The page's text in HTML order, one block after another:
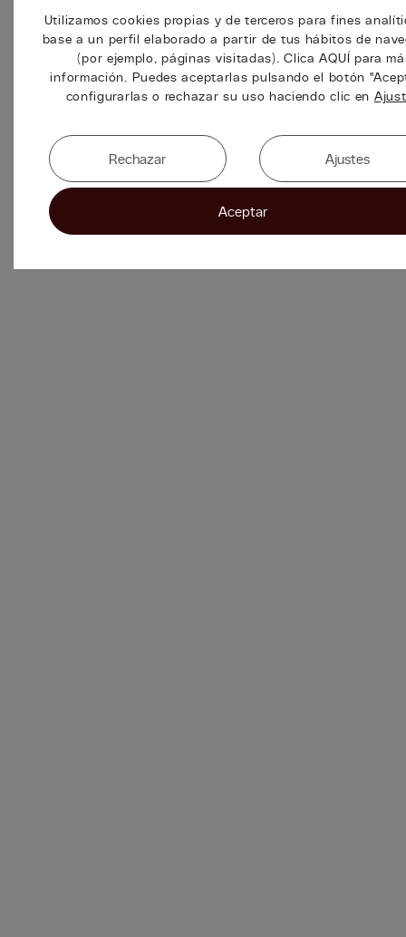
Utilizamos cookies propias y de terceros para fines
base a un perfil elaborado a partir de tus hábitos de
(por ejemplo, páginas visitadas). Clica AQUÍ para
información. Puedes aceptarlas pulsando el botón
configurarlas o rechazar su uso haciendo clic en
Aceptar
Rechazar Ajustes